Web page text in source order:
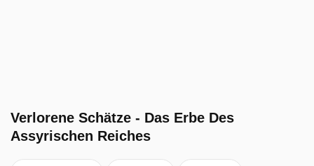
Verlorene Schätze - Das Erbe Des
Assyrischen Reiches